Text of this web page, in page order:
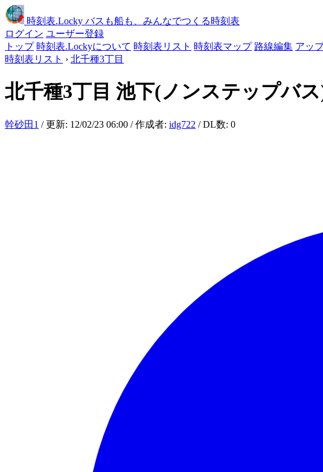
時刻表.Locky バスも船も、みんなでつくる時刻表
ログイン ユーザー登録
トップ 時刻表.Lockyについて 時刻表リスト 時刻表マップ 路線編集 アッ
時刻表リスト › 北千種3丁目
北千種3丁目 池下(ノンステップバス
幹砂田1 / 更新: 12/02/23 06:00 / 作成者: idg722 / DL数: 0